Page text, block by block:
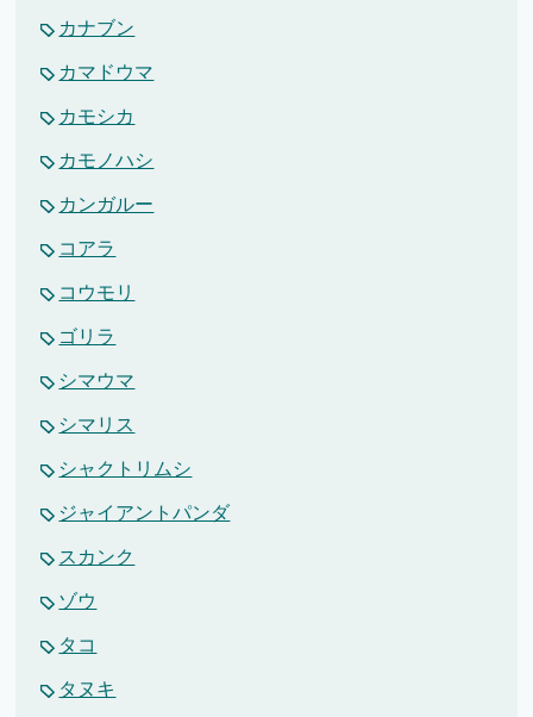
カナブン
カマドウマ
カモシカ
カモノハシ
カンガルー
コアラ
コウモリ
ゴリラ
シマウマ
シマリス
シャクトリムシ
ジャイアントパンダ
スカンク
ゾウ
タコ
タヌキ